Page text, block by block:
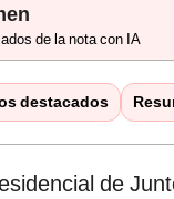
de la nota con IA
destacados
de